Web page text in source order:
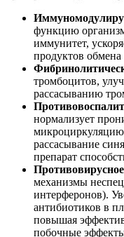
функцию
иммунитет,
продуктов
тромбоцитов,
рассасыванию
нормализует
рассасывание
препарат
механизмы
интерферонов).
антибиотиков в
повышая
побочные